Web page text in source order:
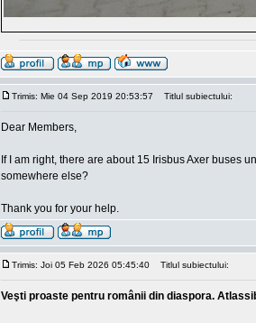
Trimis: Mie 04 Sep 2019 20:53:57 Titlul subiectului:
Dear Members,
If I am right, there are about 15 Irisbus Axer buses
somewhere else?
Thank you for your help.
Trimis: Joi 05 Feb 2026 05:45:40 Titlul subiectului:
Veşti proaste pentru românii din diaspora.